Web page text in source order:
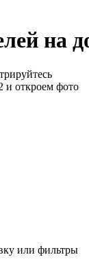
на
и откроем фото
или фильтры